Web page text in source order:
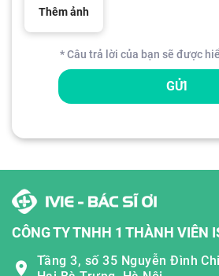
Thêm ảnh
* Câu trả lời của bạn sẽ được
GỬI
CÔNG TY TNHH 1 THÀNH VIÊN
Tầng 3, số 35 Nguyễn Đình